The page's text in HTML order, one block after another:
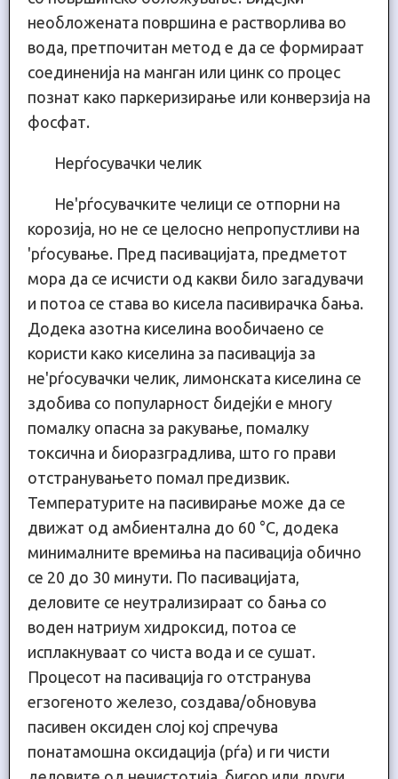
необложената површина е растворлива во
вода, претпочитан метод е да се формираат
соединенија на манган или цинк со процес
познат како паркеризирање или конверзија на
фосфат.
Нерѓосувачки челик
Не'рѓосувачките челици се отпорни на
корозија, но не се целосно непропустливи на
'рѓосување. Пред пасивацијата, предметот
мора да се исчисти од какви било загадувачи
и потоа се става во кисела пасивирачка бања.
Додека азотна киселина вообичаено се
користи како киселина за пасивација за
не'рѓосувачки челик, лимонската киселина се
здобива со популарност бидејќи е многу
помалку опасна за ракување, помалку
токсична и биоразградлива, што го прави
отстранувањето помал предизвик.
Температурите на пасивирање може да се
движат од амбиентална до 60 °C, додека
минималните времиња на пасивација обично
се 20 до 30 минути. По пасивацијата,
деловите се неутрализираат со бања со
воден натриум хидроксид, потоа се
исплакнуваат со чиста вода и се сушат.
Процесот на пасивација го отстранува
егзогеното железо, создава/обновува
пасивен оксиден слој кој спречува
понатамошна оксидација (рѓа) и ги чисти